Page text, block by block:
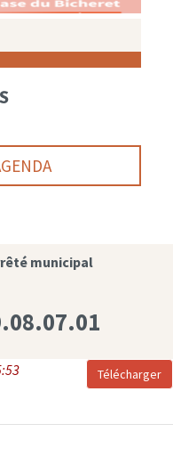
municipal
Télécharger